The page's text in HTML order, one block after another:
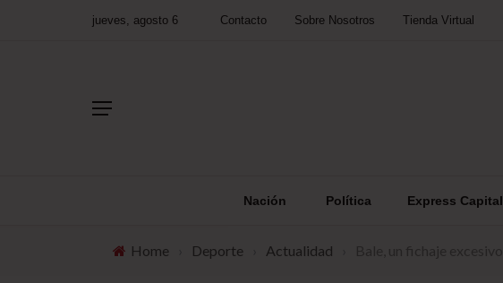
jueves, agosto 6 Contacto Sobre Nosotros Tienda Virtual
Nación Política Express Capital
Home Deporte Actualidad